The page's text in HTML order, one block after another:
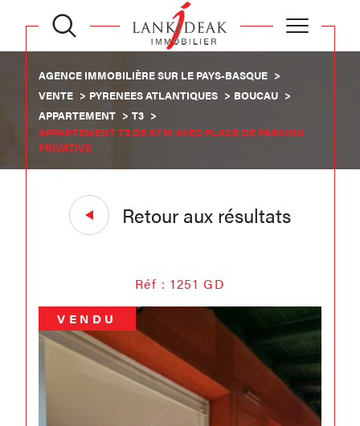
AGENCE IMMOBILIÈRE SUR LE PAYS-BASQUE
VENTE
PYRENEES ATLANTIQUES
BOUCAU
APPARTEMENT
T3
APPARTEMENT T3 DE 67 M AVEC PLACE DE PARKING
PRIVATIVE
Retour aux résultats
Réf : 1251 GD
VENDU